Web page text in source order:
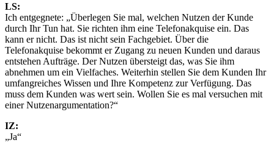
LS:
Ich entgegnete: „Überlegen Sie mal, welchen Nutzen der Kunde
durch Ihr Tun hat. Sie richten ihm eine Telefonakquise ein. Das
kann er nicht. Das ist nicht sein Fachgebiet. Über die
Telefonakquise bekommt er Zugang zu neuen Kunden und daraus
entstehen Aufträge. Der Nutzen übersteigt das, was Sie ihm
abnehmen um ein Vielfaches. Weiterhin stellen Sie dem Kunden Ihr
umfangreiches Wissen und Ihre Kompetenz zur Verfügung. Das
muss dem Kunden was wert sein. Wollen Sie es mal versuchen mit
einer Nutzenargumentation?“
IZ:
„Ja“